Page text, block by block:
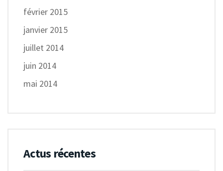
février 2015
janvier 2015
juillet 2014
juin 2014
mai 2014
Actus récentes